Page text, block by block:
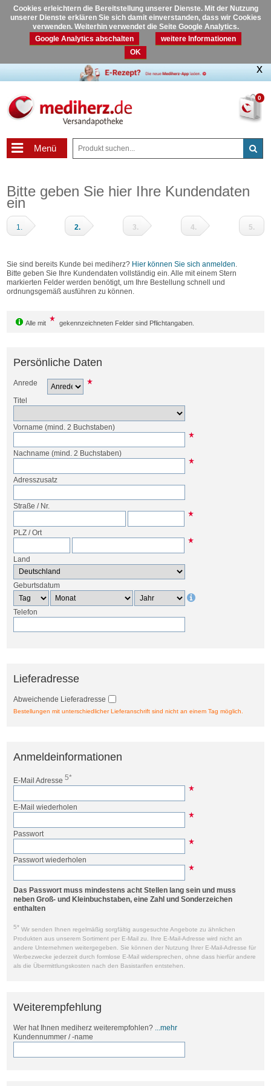
Cookies erleichtern die Bereitstellung unserer Dienste. Mit der Nutzung
unserer Dienste erklären Sie sich damit einverstanden, dass wir Cookies
verwenden. Weiterhin verwendet die Seite Google Analytics.
Google Analytics abschalten
weitere Informationen
OK
0
Menü
Bitte geben Sie hier Ihre Kundendaten
ein
1. 2. 3. 4.
und
Bestellen
5.
Sie sind bereits Kunde bei mediherz? Hier können Sie sich anmelden.
Bitte geben Sie Ihre Kundendaten vollständig ein. Alle mit einem Stern
markierten Felder werden benötigt, um Ihre Bestellung schnell und
ordnungsgemäß ausführen zu können.
Alle mit gekennzeichneten Felder sind Pflichtangaben.
Persönliche Daten
Anrede
Titel
Vorname (mind. 2 Buchstaben)
Nachname (mind. 2 Buchstaben)
Adresszusatz
Straße / Nr.
PLZ/Ort
Land
Geburtsdatum
Telefon
Lieferadresse
Abweichende Lieferadresse
Bestellungen mit unterschiedlicher Lieferanschrift sind nicht an einem Tag möglich.
Anmeldeinformationen
E-Mail Adresse 5*
E-Mail wiederholen
Passwort
Passwort wiederholen
Das Passwort muss mindestens acht Stellen lang sein und muss
neben Groß- und Kleinbuchstaben, eine Zahl und Sonderzeichen
enthalten
5* Wir senden Ihnen regelmäßig sorgfältig ausgesuchte Angebote zu ähnlichen
Produkten aus unserem Sortiment per E-Mail zu. Ihre E-Mail-Adresse wird nicht an
andere Unternehmen weitergegeben. Sie können der Nutzung Ihrer E-Mail-Adresse für
Werbezwecke jederzeit durch formlose E-Mail widersprechen, ohne dass hierfür andere
als die Übermittlungskosten nach den Basistarifen entstehen.
Weiterempfehlung
Wer hat Ihnen mediherz weiterempfohlen? ...mehr
Kundennummer / -name